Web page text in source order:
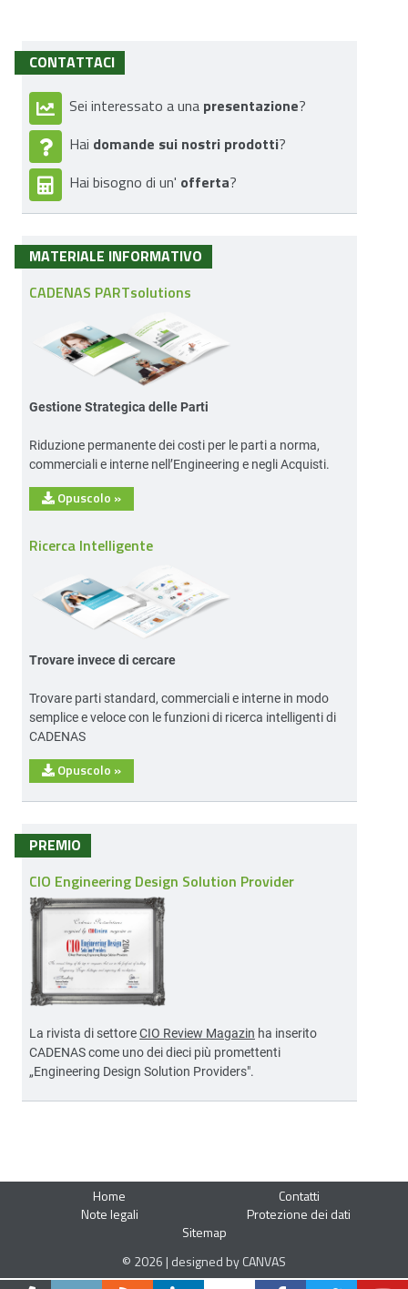
CONTATTACI
Sei interessato a una presentazione?
Hai domande sui nostri prodotti?
Hai bisogno di un' offerta?
MATERIALE INFORMATIVO
CADENAS PARTsolutions
Gestione Strategica delle Parti
Riduzione permanente dei costi per le parti a norma,
commerciali e interne nell’Engineering e negli Acquisti.
Opuscolo »
Ricerca Intelligente
Trovare invece di cercare
Trovare parti standard, commerciali e interne in modo
semplice e veloce con le funzioni di ricerca intelligenti di
CADENAS
Opuscolo »
PREMIO
CIO Engineering Design Solution Provider
La rivista di settoreCIO Review Magazin ha inserito
CADENAS come uno dei dieci più promettenti
„Engineering Design Solution Providers".
Home
Contatti
Note legali
Protezione dei dati
Sitemap
© 2026 | designed by CANVAS